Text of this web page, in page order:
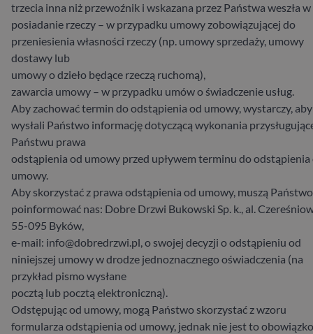
trzecia inna niż przewoźnik i wskazana przez Państwa weszła w
posiadanie rzeczy – w przypadku umowy zobowiązującej do
przeniesienia własności rzeczy (np. umowy sprzedaży, umowy
dostawy lub
umowy o dzieło będące rzeczą ruchomą),
zawarcia umowy – w przypadku umów o świadczenie usług.
Aby zachować termin do odstąpienia od umowy, wystarczy, aby
wysłali Państwo informację dotyczącą wykonania
Państwu prawa
odstąpienia od umowy przed upływem terminu do odstąpienia
umowy.
Aby skorzystać z prawa odstąpienia od umowy, muszą Państwo
poinformować nas: Dobre Drzwi Bukowski Sp. k., al.
55-095 Byków,
e-mail: info@dobredrzwi.pl, o swojej decyzji o odstąpieniu od
niniejszej umowy w drodze jednoznacznego oświadczenia (na
przykład pismo wysłane
pocztą lub pocztą elektroniczną).
Odstępując od umowy, mogą Państwo skorzystać z wzoru
formularza odstąpienia od umowy, jednak nie jest to